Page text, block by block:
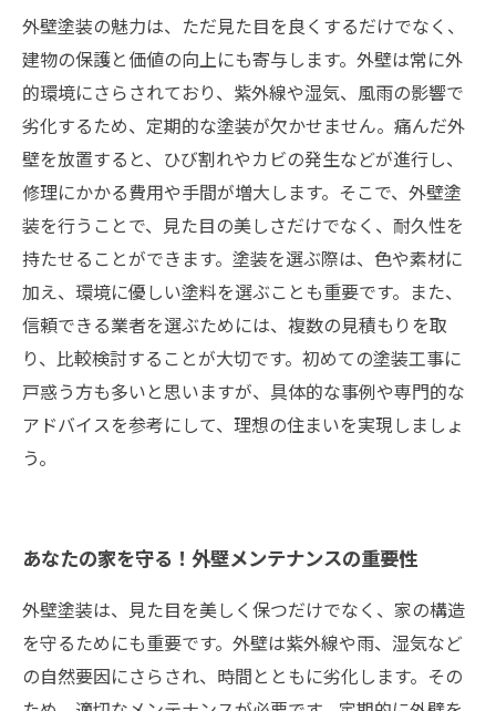
外壁塗装がもたらす美と耐久性：理想の住まい
を手に入れよう
外壁塗装の魅力は、ただ見た目を良くするだけでなく、
建物の保護と価値の向上にも寄与します。外壁は常に外
的環境にさらされており、紫外線や湿気、風雨の影響で
劣化するため、定期的な塗装が欠かせません。痛んだ外
壁を放置すると、ひび割れやカビの発生などが進行し、
修理にかかる費用や手間が増大します。そこで、外壁塗
装を行うことで、見た目の美しさだけでなく、耐久性を
持たせることができます。塗装を選ぶ際は、色や素材に
加え、環境に優しい塗料を選ぶことも重要です。また、
信頼できる業者を選ぶためには、複数の見積もりを取
り、比較検討することが大切です。初めての塗装工事に
戸惑う方も多いと思いますが、具体的な事例や専門的な
アドバイスを参考にして、理想の住まいを実現しましょ
う。
あなたの家を守る！外壁メンテナンスの重要性
外壁塗装は、見た目を美しく保つだけでなく、家の構造
を守るためにも重要です。外壁は紫外線や雨、湿気など
の自然要因にさらされ、時間とともに劣化します。その